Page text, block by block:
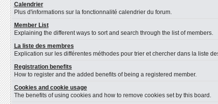
Calendrier
Plus d'informations sur la fonctionnalité calendrier du forum.
Member List
Explaining the different ways to sort and search through the list of members.
La liste des membres
Explication sur les différentes méthodes pour trier et chercher dans la liste
Registration benefits
How to register and the added benefits of being a registered member.
Cookies and cookie usage
The benefits of using cookies and how to remove cookies set by this board.